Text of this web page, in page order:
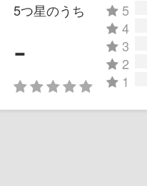
20141021/272866/
5つ星のうち
-
5
4
3
2
1